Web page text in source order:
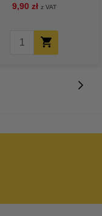
9,90 zł z VAT